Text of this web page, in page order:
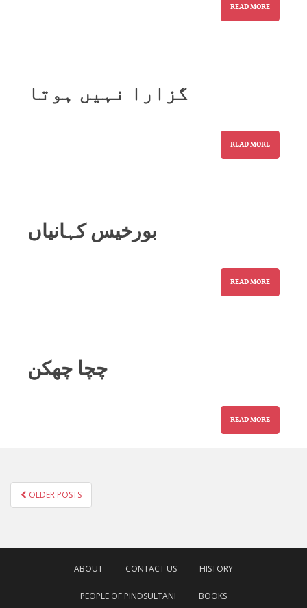
READ MORE
گزارا نہیں ہوتا
READ MORE
بورخیس کہانیاں
READ MORE
چچا چھکن
READ MORE
POSTS
NAVIGATION
OLDER POSTS
ABOUT CONTACT US HISTORY
PEOPLE OF PINDSULTANI BOOKS